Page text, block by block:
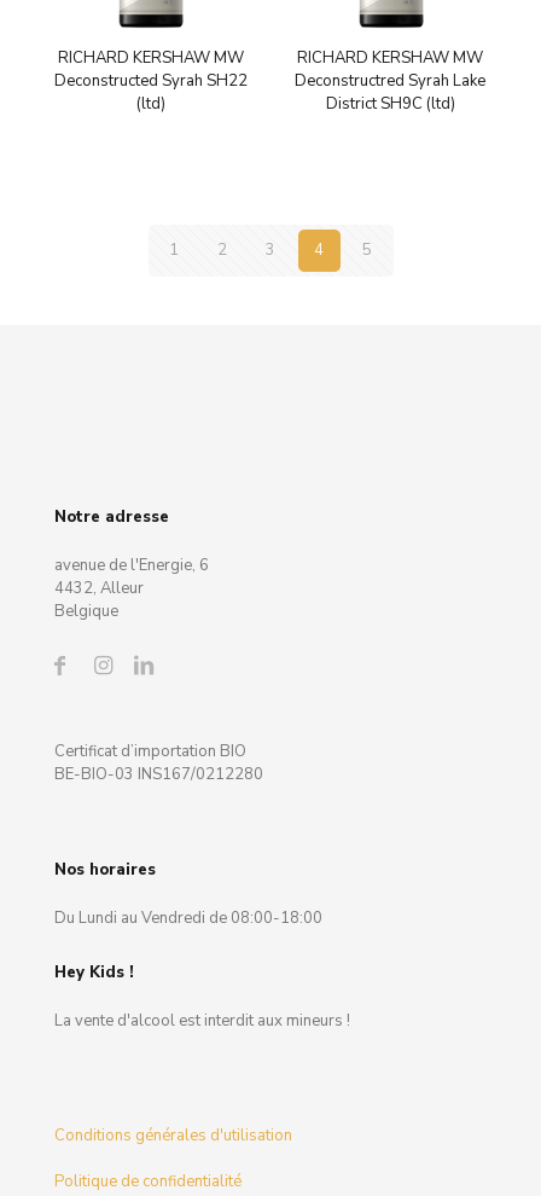
RICHARD KERSHAW MW
Deconstructed Syrah SH22
(ltd)
RICHARD KERSHAW MW
Deconstructred Syrah Lake
District SH9C (ltd)
1 2 3 4 5
Notre adresse
avenue de l'Energie, 6
4432, Alleur
Belgique
Certificat d’importation BIO
BE-BIO-03 INS167/0212280
Nos horaires
Du Lundi au Vendredi de 08:00-18:00
Hey Kids !
La vente d'alcool est interdit aux mineurs !
Conditions générales d'utilisation
Politique de confidentialité